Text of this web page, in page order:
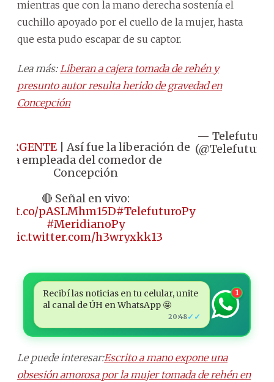
mientras que con la mano derecha sostenía el
cuchillo apoyado por el cuello de la mujer, hasta
que esta pudo escapar de su captor.
Lea más: Liberan a cajera tomada de rehén y
presunto autor resulta herido de gravedad en
Concepción
| Así fue la liberación de
la empleada del comedor de
Concepción
🔴 Señal en vivo:
t.co/pASLMhm15D#TelefuturoPy
#MeridianoPy
pic.twitter.com/h3wryxkk13
— Telefuturo
(@Telefuturo)
Recibí las noticias en tu celular, unite
al canal de ÚH en WhatsApp 🤩
20:48✓✓
1
Le puede interesar:Escrito a mano expone una
obsesión amorosa por la mujer tomada de rehén en